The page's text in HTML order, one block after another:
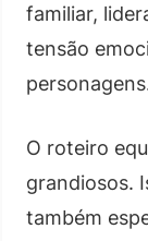
familiar,
tensão
O roteiro
grandiosos.
também